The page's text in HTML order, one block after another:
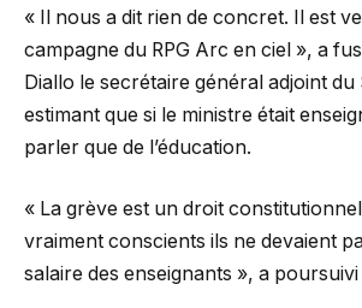
« Il nous a dit rien de concret. Il est
campagne du RPG Arc en ciel », a
Diallo le secrétaire général adjoint du
estimant que si le ministre était
parler que de l’éducation.
« La grève est un droit
vraiment conscients ils ne devaient
salaire des enseignants », a